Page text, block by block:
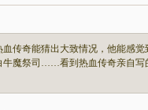
传奇能猜出大致情况，他能感
牛魔祭司……看到热血传奇亲自